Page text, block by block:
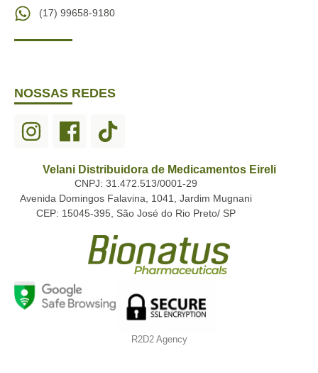
(17) 99658-9180
NOSSAS REDES
Velani Distribuidora de Medicamentos Eireli
CNPJ: 31.472.513/0001-29
Avenida Domingos Falavina, 1041, Jardim Mugnani
CEP: 15045-395, São José do Rio Preto/ SP
R2D2 Agency